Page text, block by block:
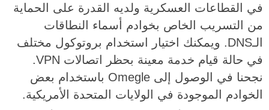
في القطاعات العسكرية ولديه القدرة على الحماية
من التسريب الخاص بخوادم أسماء النطاقات
الـDNS. ويمكنك اختيار استخدام بروتوكول مختلف
في حالة قيام خدمة معينة بحظر اتصالات VPN.
نجحنا في الوصول إلى Omegle باستخدام بعض
الخوادم الموجودة في الولايات المتحدة الأمريكية.